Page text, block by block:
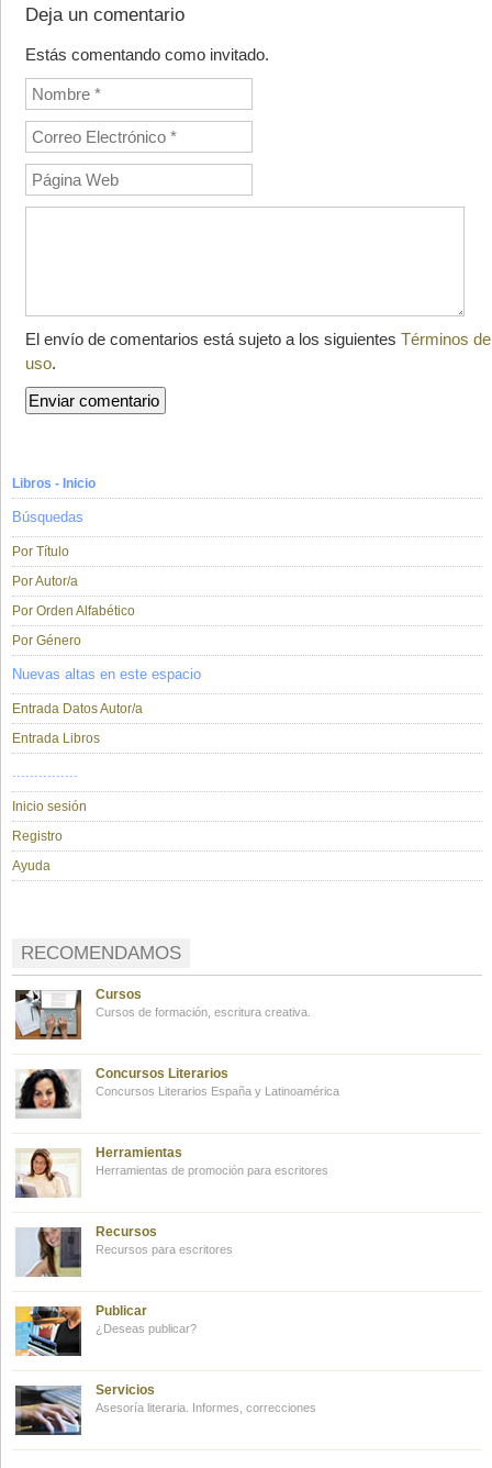
Deja un comentario
Estás comentando como invitado.
El envío de comentarios está sujeto a los siguientes Términos de
uso.
Libros - Inicio
Búsquedas
Por Título
Por Autor/a
Por Orden Alfabético
Por Género
Nuevas altas en este espacio
Entrada Datos Autor/a
Entrada Libros
...............
Inicio sesión
Registro
Ayuda
RECOMENDAMOS
Cursos
Cursos de formación, escritura creativa.
Concursos Literarios
Concursos Literarios España y Latinoamérica
Herramientas
Herramientas de promoción para escritores
Recursos
Recursos para escritores
Publicar
¿Deseas publicar?
Servicios
Asesoría literaria. Informes, correcciones